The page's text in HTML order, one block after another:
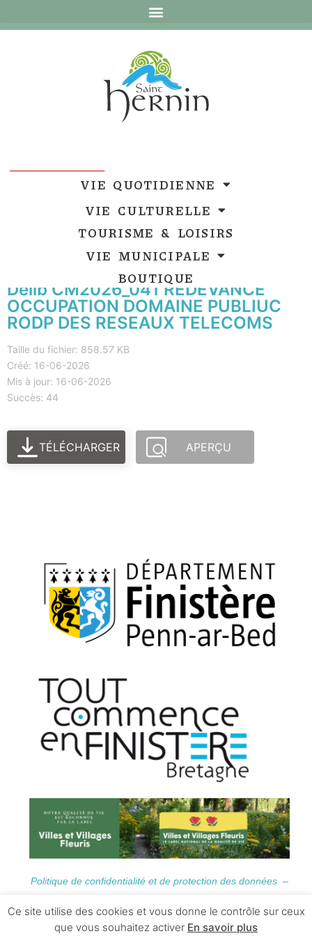
VIE QUOTIDIENNE
VIE CULTURELLE
TOURISME & LOISIRS
VIE MUNICIPALE
BOUTIQUE
Délib CM2026_041 REDEVANCE
OCCUPATION DOMAINE PUBLIUC
RODP DES RESEAUX TELECOMS
Taille du fichier: 858.57 KB
Créé: 16-06-2026
Mis à jour: 16-06-2026
Succès: 44
TÉLÉCHARGER APERÇU
Politique de confidentialité et de protection des données –
Informations Légales
Ce site utilise des cookies et vous donne le contrôle sur ceux
que vous souhaitez activer En savoir plus